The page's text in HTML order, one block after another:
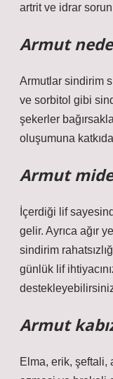
artrit ve idrar
Armut
Armutlar sindirim
ve sorbitol gibi
şekerler
oluşumuna
Armut
İçerdiği lif
gelir. Ayrıca ağır
sindirim
günlük lif
Armut
Elma, erik, şeftali,